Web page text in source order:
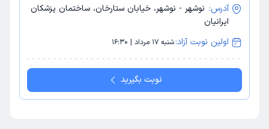
آدرس: نوشهر - نوشهر، خیابان ستارخان، ساختمان پزشکان
ایرانیان
اولین نوبت آزاد:شنبه 17 مرداد | 16:30
نوبت بگیرید